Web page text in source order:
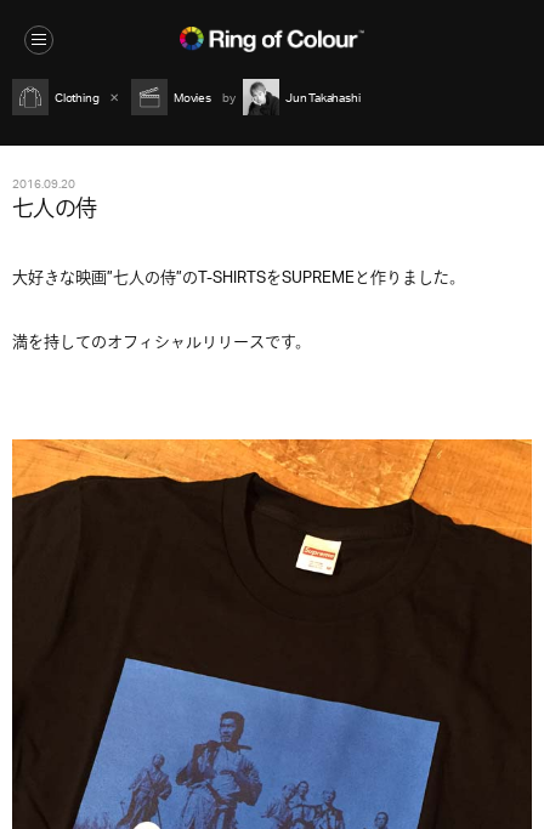
Clothing Movies Jun Takahashi
2016.09.20
七人の侍
大好きな映画”七人の侍”のT-SHIRTSをSUPREMEと作りました。
満を持してのオフィシャルリリースです。